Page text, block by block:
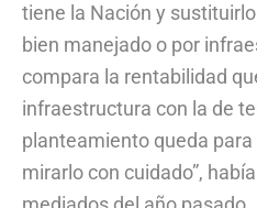
tiene la Nación y
bien manejado o por
compara la rentabilidad
infraestructura con la de
planteamiento queda
mirarlo con cuidado”,